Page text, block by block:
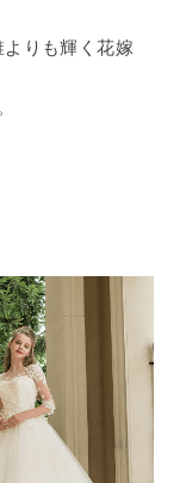
りも輝く花嫁